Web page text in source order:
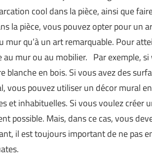
cool dans la pièce, ainsi que
la pièce, vous pouvez opter pour un
mur qu’à un art remarquable. Pour
au mur ou au mobilier. Par exemple,
blanche en bois. Si vous avez des
vous pouvez utiliser un décor mural
et inhabituelles. Si vous voulez créer
possible. Mais, dans ce cas, vous
il est toujours important de ne pas